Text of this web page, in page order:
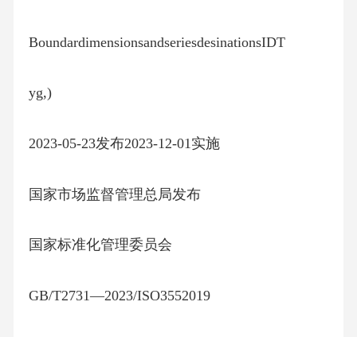
BoundardimensionsandseriesdesinationsIDT
yg,)
2023-05-23发布2023-12-01实施
国家市场监督管理总局发布
国家标准化管理委员会
GB/T2731—2023/ISO3552019